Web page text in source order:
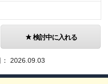
検討中に入れる
2026.09.03